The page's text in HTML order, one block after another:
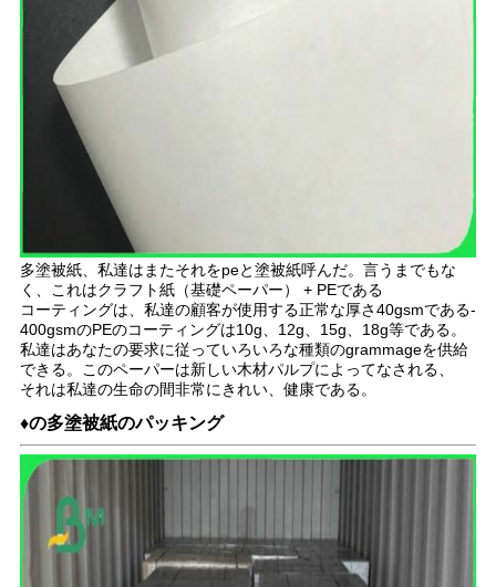
多塗被紙、私達はまたそれをpeと塗被紙呼んだ。言うまでもな
く、これはクラフト紙（基礎ペーパー） + PEである
コーティングは、私達の顧客が使用する正常な厚さ40gsmである-
400gsmのPEのコーティングは10g、12g、15g、18g等である。
私達はあなたの要求に従っていろいろな種類のgrammageを供給
できる。このペーパーは新しい木材パルプによってなされる、
それは私達の生命の間非常にきれい、健康である。
♦の多塗被紙のパッキング